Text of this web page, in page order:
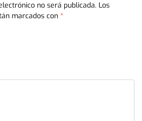
no será publicada. Los
marcados con *